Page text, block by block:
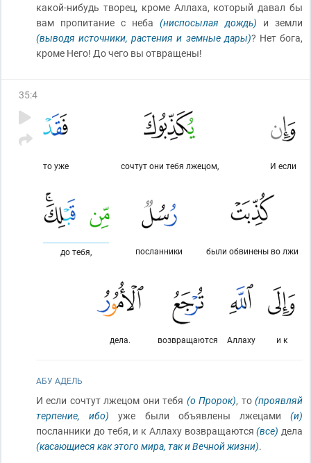
какой-нибудь творец, кроме Аллаха, который давал бы
вам пропитание с неба (ниспосылая дождь) и земли
(выводя источники, растения и земные дары)? Нет бога,
кроме Него! До чего вы отвращены!
35:4
И если
сочтут они тебя лжецом,
то уже
были обвинены во лжи
посланники
до тебя,
и к
Аллаху
возвращаются
дела.
АБУ АДЕЛЬ
И если сочтут лжецом они тебя (о Пророк), то(проявляй
терпение, ибо) уже были объявлены лжецами(и)
посланники до тебя, и к Аллаху возвращаются(все) дела
(касающиеся как этого мира, так и Вечной жизни).